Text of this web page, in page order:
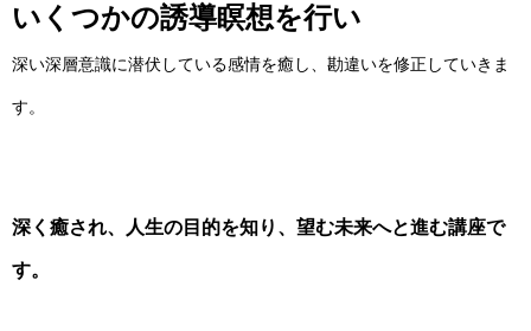
いくつかの誘導瞑想を行い
深い深層意識に潜伏している感情を癒し、勘違いを修正していきま
す。
深く癒され、人生の目的を知り、望む未来へと進む講座で
す。